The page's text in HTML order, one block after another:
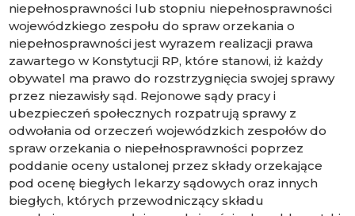
niepełnosprawności lub stopniu niepełnosprawności
wojewódzkiego zespołu do spraw orzekania o
niepełnosprawności jest wyrazem realizacji prawa
zawartego w Konstytucji RP, które stanowi, iż każdy
obywatel ma prawo do rozstrzygnięcia swojej sprawy
przez niezawisły sąd. Rejonowe sądy pracy i
ubezpieczeń społecznych rozpatrują sprawy z
odwołania od orzeczeń wojewódzkich zespołów do
spraw orzekania o niepełnosprawności poprzez
poddanie oceny ustalonej przez składy orzekające
pod ocenę biegłych lekarzy sądowych oraz innych
biegłych, których przewodniczący składu